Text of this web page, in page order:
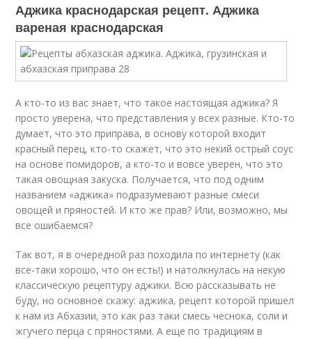
Аджика краснодарская рецепт. Аджика
вареная краснодарская
А кто-то из вас знает, что такое настоящая аджика? Я
просто уверена, что представления у всех разные. Кто-то
думает, что это приправа, в основу которой входит
красный перец, кто-то скажет, что это некий острый соус
на основе помидоров, а кто-то и вовсе уверен, что это
такая овощная закуска. Получается, что под одним
названием «аджика» подразумевают разные смеси
овощей и пряностей. И кто же прав? Или, возможно, мы
все ошибаемся?
Так вот, я в очередной раз походила по интернету (как
все-таки хорошо, что он есть!) и натолкнулась на некую
классическую рецептуру аджики. Всю рассказывать не
буду, но основное скажу: аджика, рецепт которой пришел
к нам из Абхазии, это как раз таки смесь чеснока, соли и
жгучего перца с пряностями. А еще по традициям в